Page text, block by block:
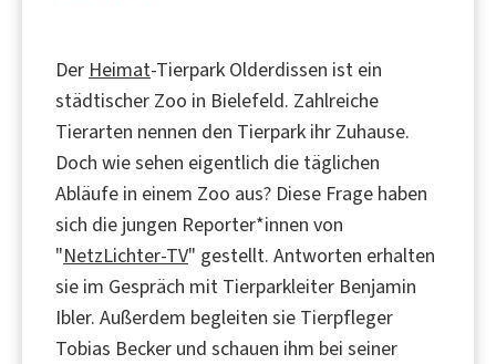
Der Heimat-Tierpark Olderdissen ist ein
städtischer Zoo in Bielefeld. Zahlreiche
Tierarten nennen den Tierpark ihr Zuhause.
Doch wie sehen eigentlich die täglichen
Abläufe in einem Zoo aus? Diese Frage haben
sich die jungen Reporter*innen von
"NetzLichter-TV" gestellt. Antworten erhalten
sie im Gespräch mit Tierparkleiter Benjamin
Ibler. Außerdem begleiten sie Tierpfleger
Tobias Becker und schauen ihm bei seiner